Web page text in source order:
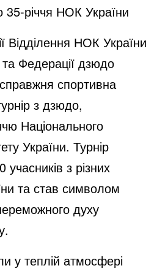
річчя НОК України
Відділення НОК України
та Федерації дзюдо
спортивна
з дзюдо,
Національного
України. Турнір
з різних
та став символом
духу
у теплій атмосфері